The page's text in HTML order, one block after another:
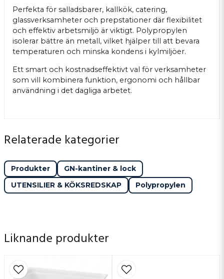
Perfekta för salladsbarer, kallkök, catering,
glassverksamheter och prepstationer där flexibilitet
och effektiv arbetsmiljö är viktigt. Polypropylen
isolerar bättre än metall, vilket hjälper till att bevara
temperaturen och minska kondens i kylmiljöer.
Ett smart och kostnadseffektivt val för verksamheter
som vill kombinera funktion, ergonomi och hållbar
användning i det dagliga arbetet.
Relaterade kategorier
Produkter
GN-kantiner & lock
UTENSILIER & KÖKSREDSKAP
Polypropylen
Liknande produkter